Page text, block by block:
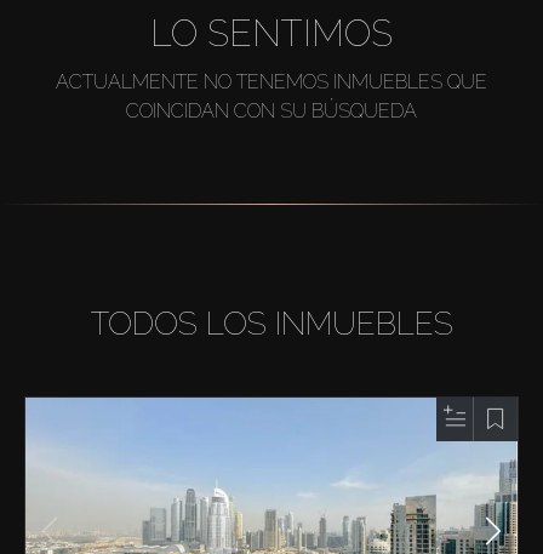
LO SENTIMOS
ACTUALMENTE NO TENEMOS INMUEBLES QUE
COINCIDAN CON SU BÚSQUEDA
TODOS LOS INMUEBLES